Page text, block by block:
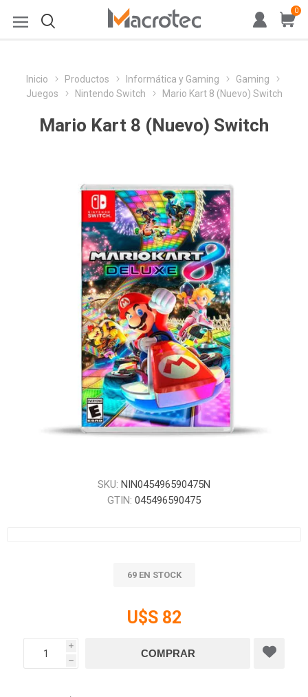
0
Inicio Productos Informática y Gaming
Gaming
Juegos
Nintendo Switch Mario Kart 8 (Nuevo) Switch
Mario Kart 8 (Nuevo) Switch
SKU: NIN045496590475N
GTIN: 045496590475
69 EN STOCK
U$S 82
i
h